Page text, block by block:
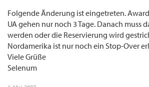
Folgende Änderung ist eingetreten.
UA gehen nur noch 3 Tage. Danach muss
werden oder die Reservierung wird
Nordamerika ist nur noch ein Stop-Over
Viele Grüße
Selenum